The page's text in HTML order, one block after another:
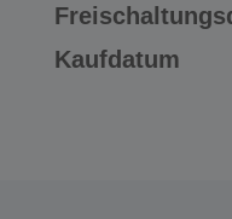
Kaufdatum